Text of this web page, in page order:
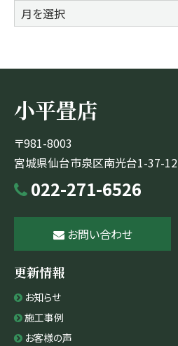
ア
ー
イ
小平畳店
〒981-8003
宮城県仙台市泉区南光台1-37-12
022-271-6526
お問い合わせ
更新情報
お知らせ
施工事例
お客様の声